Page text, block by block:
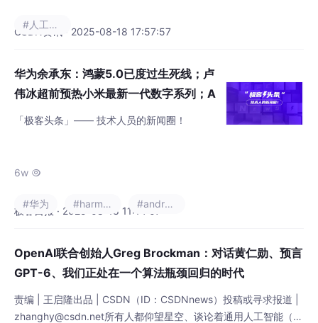
那样连续，所以一旦加入噪声，就可能把一个有效 token 变成无
CSDN资讯 · 2025-08-18 17:57:57
#人工智能
华为余承东：鸿蒙5.0已度过生死线；卢
伟冰超前预热小米最新一代数字系列；A
ndroid Studio更新频率翻倍 | 极客头条
「极客头条」—— 技术人员的新闻圈！
6w 
极客日报 · 2025-08-18 11:14:07
#华为 #harmonyos #android studio
OpenAI联合创始人Greg Brockman：对话黄仁勋、预言
GPT-6、我们正处在一个算法瓶颈回归的时代
责编 | 王启隆出品 | CSDN（ID：CSDNnews）投稿或寻求报道 |
zhanghy@csdn.net所有人都仰望星空、谈论着通用人工智能（A